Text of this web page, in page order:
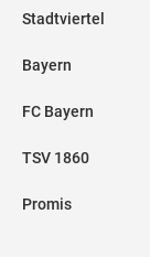
Stadtviertel
Bayern
FC Bayern
TSV 1860
Promis